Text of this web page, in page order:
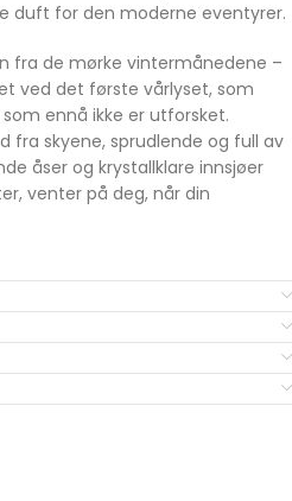
duft for den moderne eventyrer.
fra de mørke vintermånedene –
ved det første vårlyset, som
ennå ikke er utforsket.
fra skyene, sprudlende og full av
åser og krystallklare innsjøer
venter på deg, når din